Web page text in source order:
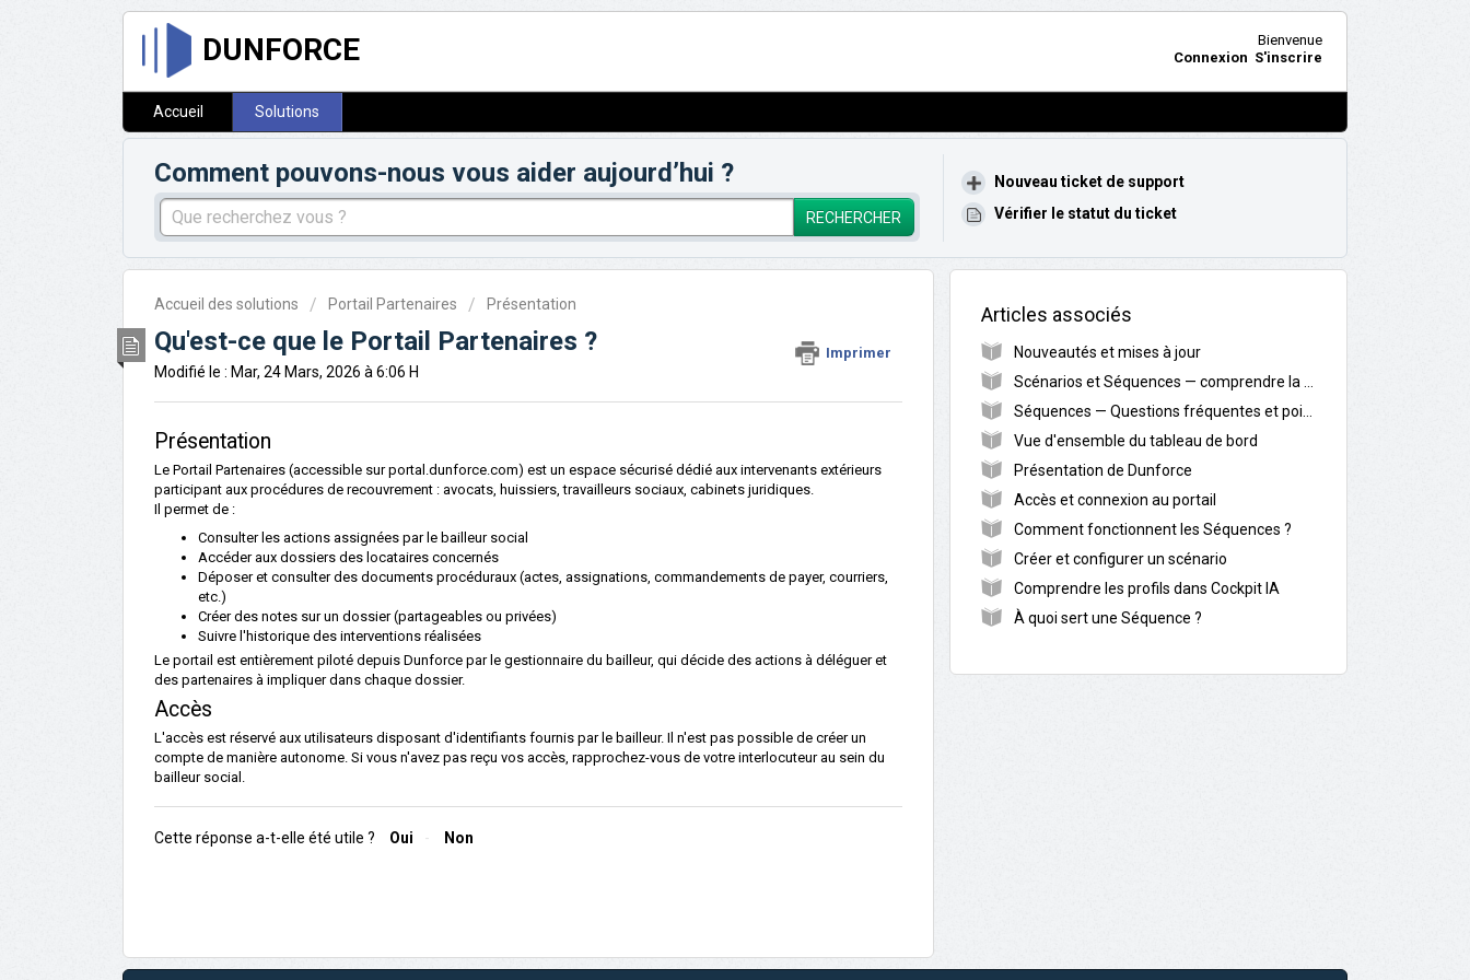
DUNFORCE
Bienvenue
Connexion S'inscrire
Accueil Solutions
Comment pouvons-nous vous aider aujourd’hui ?
RECHERCHER
Nouveau ticket de support
Vérifier le statut du ticket
Accueil des solutions Portail Partenaires Présentation
Qu'est-ce que le Portail Partenaires ? Imprimer
Modifié le : Mar, 24 Mars, 2026 à 6:06 H
Présentation
Le Portail Partenaires (accessible surportal.dunforce.com) est un espace sécurisé dédié aux intervenants extérieurs
participant aux procédures de recouvrement : avocats, huissiers, travailleurs sociaux, cabinets juridiques.
Il permet de :
Consulter les actions assignées par le bailleur social
Accéder aux dossiers des locataires concernés
Déposer et consulter des documents procéduraux (actes, assignations, commandements de payer, courriers,
etc.)
Créer des notes sur un dossier (partageables ou privées)
Suivre l'historique des interventions réalisées
Le portail est entièrement piloté depuis Dunforce par le gestionnaire du bailleur, qui décide des actions à déléguer et
des partenaires à impliquer dans chaque dossier.
Accès
L'accès est réservé aux utilisateurs disposant d'identifiants fournis par le bailleur. Il n'est pas possible de créer un
compte de manière autonome. Si vous n'avez pas reçu vos accès, rapprochez-vous de votre interlocuteur au sein du
bailleur social.
Cette réponse a-t-elle été utile ? Oui Non
Articles associés
Nouveautés et mises à jour
Scénarios et Séquences — comprendre la différence
Séquences — Questions fréquentes et points d’attention
Vue d'ensemble du tableau de bord
Présentation de Dunforce
Accès et connexion au portail
Comment fonctionnent les Séquences ?
Créer et configurer un scénario
Comprendre les profils dans Cockpit IA
À quoi sert une Séquence ?